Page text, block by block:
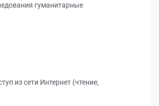
гуманитарные
из сети Интернет (чтение,